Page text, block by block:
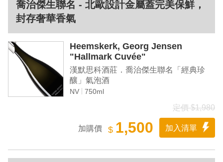
喬治傑生聯名 - 北歐設計金屬蓋完美保鮮，
封存奢華香氣
Heemskerk, Georg Jensen
"Hallmark Cuvée"
漢默思科酒莊．喬治傑生聯名「經典珍
釀」氣泡酒
NV 750ml
定價 $1,980
$ 1,500 加入清單
加購價